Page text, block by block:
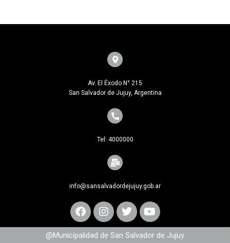
Av. El Éxodo N° 215
San Salvador de Jujuy, Argentina
Tel: 4000000
info@sansalvadordejujuy.gob.ar
@Municipalidad de San Salvador de Jujuy